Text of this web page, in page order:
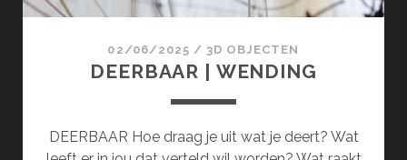
02/06/2025 /3D OBJECTEN
DEERBAAR | WENDING
DEERBAAR Hoe draag je uit wat je deert? Wat